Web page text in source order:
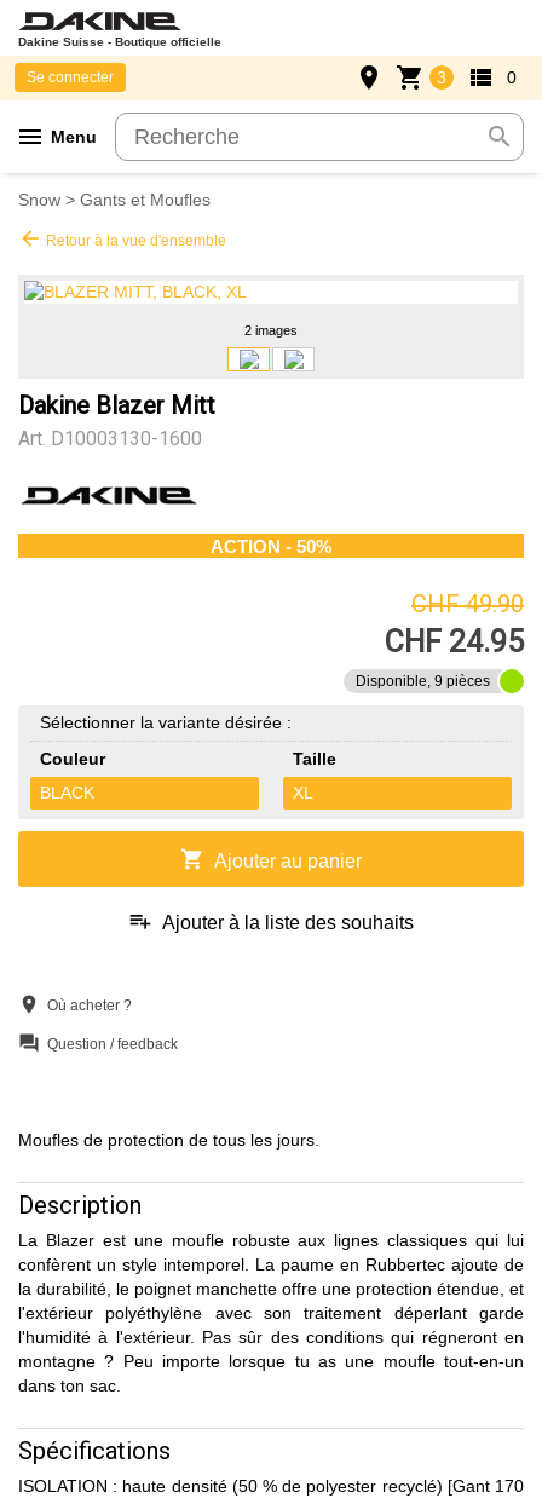
Dakine Suisse - Boutique officielle
menu Menu search
Se connecter place shopping_cart 3 view_list 0
Snow > Gants et Moufles
arrow_back Retour à la vue d'ensemble
2 images
Dakine Blazer Mitt
Art. D10003130-1600
ACTION - 50%
CHF 49.90
CHF 24.95
Disponible, 9 pièces
Sélectionner la variante désirée :
Couleur
BLACK
Taille
XL
shopping_cart Ajouter au panier
playlist_add Ajouter à la liste des souhaits
location_on Où acheter ?
question_answer Question / feedback
Moufles de protection de tous les jours.
Description
La Blazer est une moufle robuste aux lignes classiques qui lui
confèrent un style intemporel. La paume en Rubbertec ajoute de
la durabilité, le poignet manchette offre une protection étendue, et
l'extérieur polyéthylène avec son traitement déperlant garde
l'humidité à l'extérieur. Pas sûr des conditions qui régneront en
montagne ? Peu importe lorsque tu as une moufle tout-en-un
dans ton sac.
Spécifications
ISOLATION : haute densité (50 % de polyester recyclé) [Gant 170